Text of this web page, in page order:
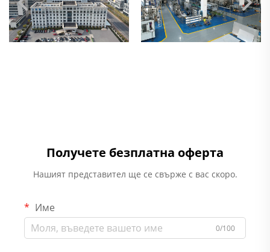
Получете безплатна оферта
Нашият представител ще се свърже с вас скоро.
Име
0/100